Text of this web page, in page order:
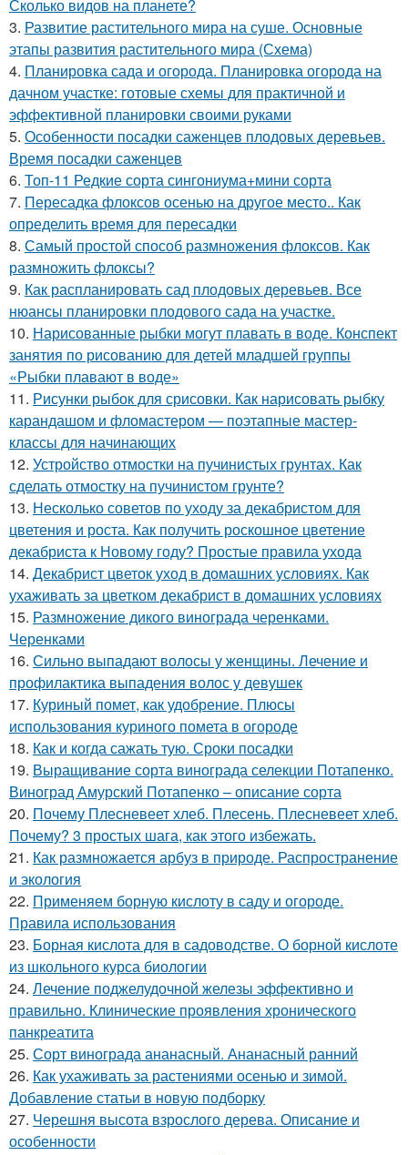
Сколько видов на планете?
3. Развитие растительного мира на суше. Основные
этапы развития растительного мира (Схема)
4. Планировка сада и огорода. Планировка огорода на
дачном участке: готовые схемы для практичной и
эффективной планировки своими руками
5. Особенности посадки саженцев плодовых деревьев.
Время посадки саженцев
6. Топ-11 Редкие сорта сингониума+мини сорта
7. Пересадка флоксов осенью на другое место.. Как
определить время для пересадки
8. Самый простой способ размножения флоксов. Как
размножить флоксы?
9. Как распланировать сад плодовых деревьев. Все
нюансы планировки плодового сада на участке.
10. Нарисованные рыбки могут плавать в воде. Конспект
занятия по рисованию для детей младшей группы
«Рыбки плавают в воде»
11. Рисунки рыбок для срисовки. Как нарисовать рыбку
карандашом и фломастером — поэтапные мастер-
классы для начинающих
12. Устройство отмостки на пучинистых грунтах. Как
сделать отмостку на пучинистом грунте?
13. Несколько советов по уходу за декабристом для
цветения и роста. Как получить роскошное цветение
декабриста к Новому году? Простые правила ухода
14. Декабрист цветок уход в домашних условиях. Как
ухаживать за цветком декабрист в домашних условиях
15. Размножение дикого винограда черенками.
Черенками
16. Сильно выпадают волосы у женщины. Лечение и
профилактика выпадения волос у девушек
17. Куриный помет, как удобрение. Плюсы
использования куриного помета в огороде
18. Как и когда сажать тую. Сроки посадки
19. Выращивание сорта винограда селекции Потапенко.
Виноград Амурский Потапенко – описание сорта
20. Почему Плесневеет хлеб. Плесень. Плесневеет хлеб.
Почему? 3 простых шага, как этого избежать.
21. Как размножается арбуз в природе. Распространение
и экология
22. Применяем борную кислоту в саду и огороде.
Правила использования
23. Борная кислота для в садоводстве. О борной кислоте
из школьного курса биологии
24. Лечение поджелудочной железы эффективно и
правильно. Клинические проявления хронического
панкреатита
25. Сорт винограда ананасный. Ананасный ранний
26. Как ухаживать за растениями осенью и зимой.
Добавление статьи в новую подборку
27. Черешня высота взрослого дерева. Описание и
особенности